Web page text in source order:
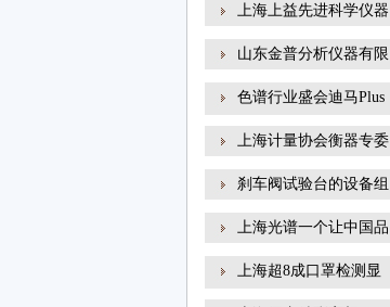
上海上益先进科学仪器
山东金普分析仪器有限
色谱行业盛会迪马Plus
上海计量协会衡器专委
刹车阀试验台的设备组
上海光谱一个让中国品
上海超8成口罩检测显